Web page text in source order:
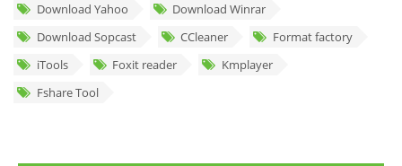
Download Yahoo
Download Winrar
Download Sopcast
CCleaner
Format factory
iTools
Foxit reader
Kmplayer
Fshare Tool